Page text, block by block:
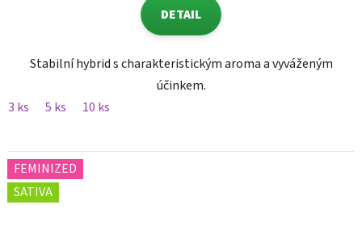
DETAIL
Stabilní hybrid s charakteristickým aroma a vyváženým
účinkem.
3 ks
5 ks 10 ks
FEMINIZED
SATIVA